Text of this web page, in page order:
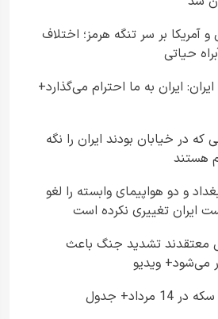
و آمریکا بر سر تنگه هرمز؛ اختلاف
حیاتی
ایران به ما احترام می‌گذارد+
که در خیابان بودند ایران را نگه
هستند
و دو هواپیمای وابسته را لغو
ایران تغییری نکرده است
معتقدند تشدید جنگ باعث
می‌شود+ ویدیو
جدول